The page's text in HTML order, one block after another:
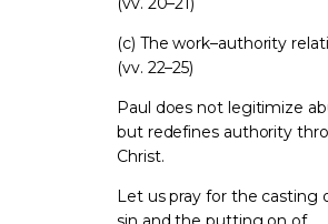
(c) The work–authority
(vv. 22–25)
Paul does not legitimize
but redefines authority
Christ.
Let us pray for the casting